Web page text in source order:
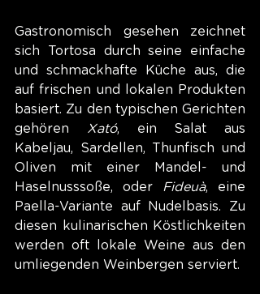
Gastronomisch gesehen zeichnet
sich Tortosa durch seine einfache
und schmackhafte Küche aus, die
auf frischen und lokalen Produkten
basiert. Zu den typischen Gerichten
gehören Xató, ein Salat aus
Kabeljau, Sardellen, Thunfisch und
Oliven mit einer Mandel- und
Haselnusssoße, oder
Fideuà, eine
Paella-Variante auf Nudelbasis. Zu
diesen kulinarischen Köstlichkeiten
werden oft lokale Weine aus den
umliegenden Weinbergen serviert.